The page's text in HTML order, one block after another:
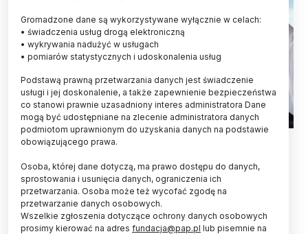
Fot. Adobe Stock
Na terenie Uniwersyteckiego Szpitala Klinicznego
w Opolu we wtorek otwarto Centrum Naukowo
Badawcze. Jak poinformowała rzecznik placówki,
inwestycja kosztowała blisko 41 mln złotych.
Gromadzone dane są wykorzystywane wyłącznie w celach:
• świadczenia usług drogą elektroniczną
• wykrywania nadużyć w usługach
• pomiarów statystycznych i udoskonalenia usług
Podstawą prawną przetwarzania danych jest świadczenie
usługi i jej doskonalenie, a także zapewnienie bezpieczeństwa
co stanowi prawnie uzasadniony interes administratora Dane
mogą być udostępniane na zlecenie administratora danych
podmiotom uprawnionym do uzyskania danych na podstawie
obowiązującego prawa.
Osoba, której dane dotyczą, ma prawo dostępu do danych,
sprostowania i usunięcia danych, ograniczenia ich
przetwarzania. Osoba może też wycofać zgodę na
przetwarzanie danych osobowych.
Wszelkie zgłoszenia dotyczące ochrony danych osobowych
prosimy kierować na adres fundacja@pap.pl lub pisemnie na